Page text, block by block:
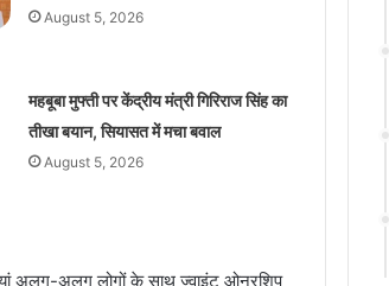
August 5, 2026
महबूबा मुफ्ती पर केंद्रीय मंत्री गिरिराज सिंह का
तीखा बयान, सियासत में मचा बवाल
August 5, 2026
अलग-अलग लोगों के साथ ज्वाइंट ओनरशिप